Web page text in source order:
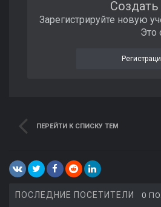
Зарегистрируйте новую
Это
ПЕРЕЙТИ К СПИСКУ ТЕМ
ПОСЛЕДНИЕ ПОСЕТИТЕЛИ 0